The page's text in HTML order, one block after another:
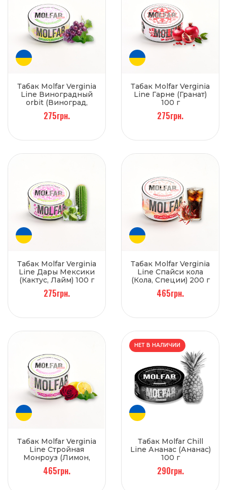
Табак Molfar Verginia
Line Виноградный
orbit (Виноград,
Мята) 100 г
275грн.
Табак Molfar Verginia
Line Гарне (Гранат)
100 г
275грн.
Табак Molfar Verginia
Line Дары Мексики
(Кактус, Лайм) 100 г
275грн.
Табак Molfar Verginia
Line Спайси кола
(Кола, Специи) 200 г
465грн.
Табак Molfar Verginia
Line Стройная
Монроуз (Лимон,
Роза, Мята) 200 г
465грн.
НЕТ В НАЛИЧИИ
Табак Molfar Chill
Line Ананас (Ананас)
100 г
290грн.